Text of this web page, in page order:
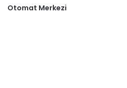
Otomat Merkezi